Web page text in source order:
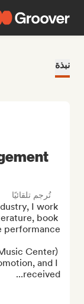
نبذة
تُرجم تلقائيًا
I work
book
Center)
and I
received...